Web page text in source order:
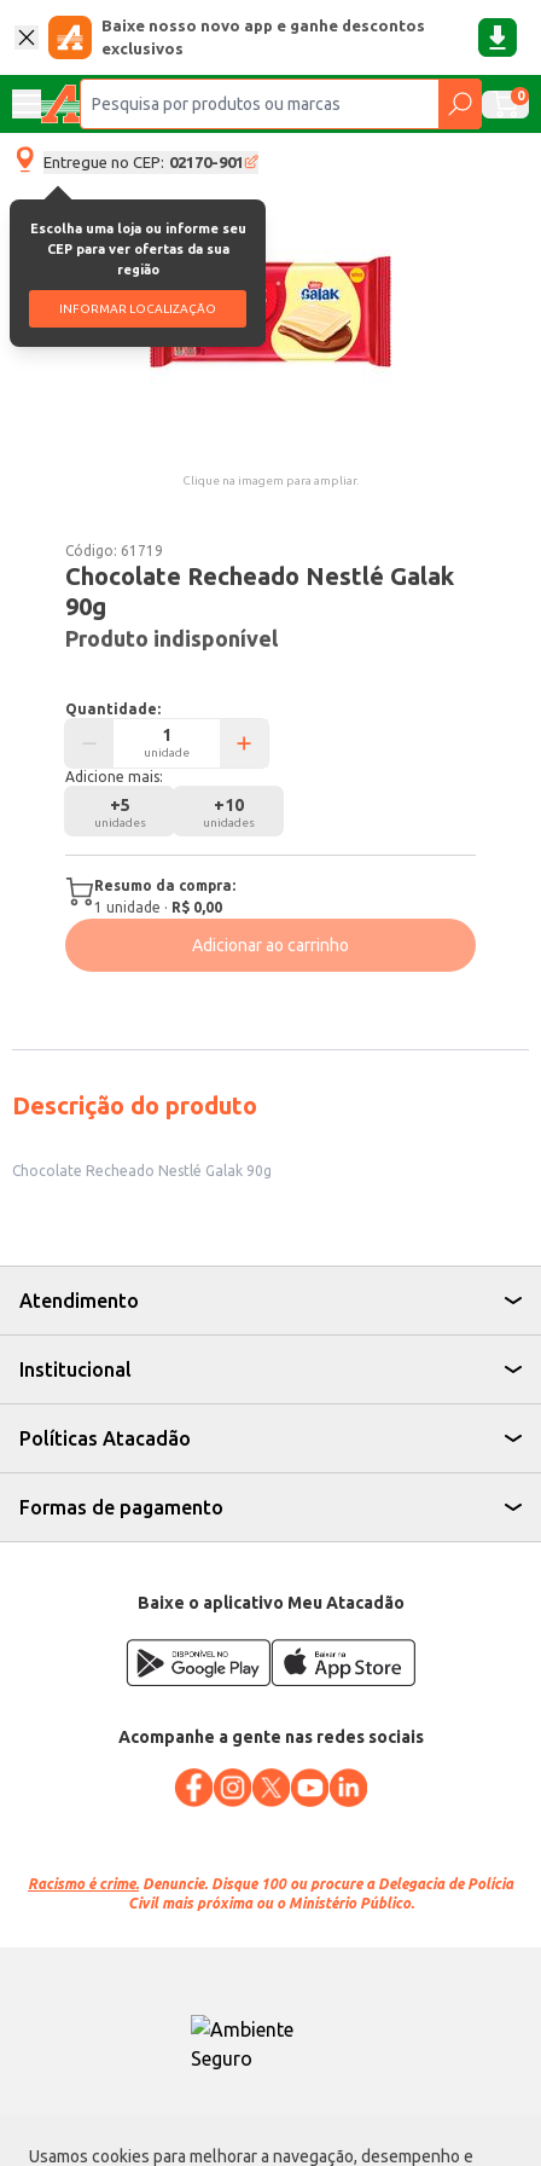
Usamos cookies para melhorar a navegação, desempenho e
Baixe nosso novo app e ganhe descontos
exclusivos
0
Entregue no CEP: 02170-901
Escolha uma loja ou informe seu
CEP para ver ofertas da sua
região
INFORMAR LOCALIZAÇÃO
Clique na imagem para ampliar.
Código: 61719
Chocolate Recheado Nestlé Galak
90g
Produto indisponível
Quantidade:
unidade
Adicione mais:
+5
unidades
+10
unidades
Resumo da compra:
1 unidade · R$ 0,00
Adicionar ao carrinho
Descrição do produto
Chocolate Recheado Nestlé Galak 90g
Atendimento
Institucional
Políticas Atacadão
Formas de pagamento
Baixe o aplicativo Meu Atacadão
Acompanhe a gente nas redes sociais
Racismo é crime. Denuncie. Disque 100 ou procure a Delegacia de Polícia
Civil mais próxima ou o Ministério Público.
Atacadão S.A.